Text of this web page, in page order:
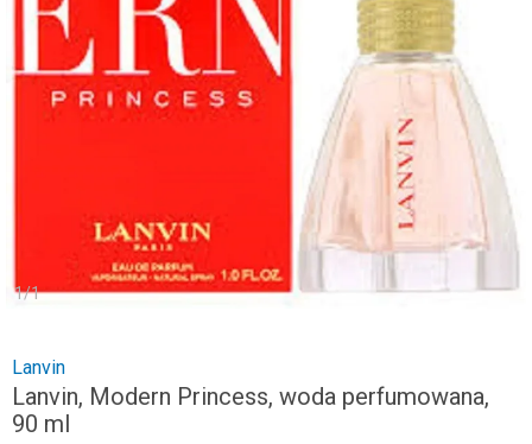
Zapisz
1/1
Lanvin
Lanvin, Modern Princess, woda perfumowana,
90 ml